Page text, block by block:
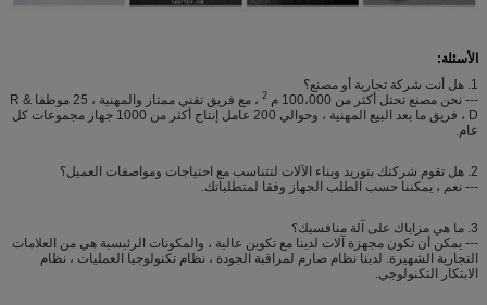
الأسئلة:
1. هل أنت شركة تجارية أو مصنع؟
--- نحن مصنع تحتل أكثر من 100،000 م
2
، مع فريق تقني ممتاز والمهنية ، 25 موظفا R &
D ، فريق ما بعد البيع المهنية ، وحوالي 200 عامل إنتاج أكثر من 1000 جهاز مجموعات كل
عام.
2. هل تقوم شركتك بتوريد وبناء الآلات لتتناسب مع احتياجات ومواصفات العميل؟
--- نعم ، يمكننا حسب الطلب الجهاز وفقا لمتطلباتك.
3. ما هي مزاياك على آلة منافسيك؟
--- يمكن أن تكون مجهزة آلات لدينا مع تكوين عالية ، والمكونات الرئيسية هي من العلامات
التجارية الشهيرة. لدينا نظام صارم لمراقبة الجودة ، نظام تكنولوجيا العمليات ، نظام
الابتكار التكنولوجي.